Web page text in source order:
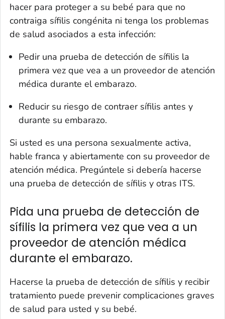
hacer para proteger a su bebé para que no
contraiga sífilis congénita ni tenga los problemas
de salud asociados a esta infección:
Pedir una prueba de detección de sífilis la
primera vez que vea a un proveedor de atención
médica durante el embarazo.
Reducir su riesgo de contraer sífilis antes y
durante su embarazo.
Si usted es una persona sexualmente activa,
hable franca y abiertamente con su proveedor de
atención médica. Pregúntele si debería hacerse
una prueba de detección de sífilis y otras ITS.
Pida una prueba de detección de
sífilis la primera vez que vea a un
proveedor de atención médica
durante el embarazo.
Hacerse la prueba de detección de sífilis y recibir
tratamiento puede prevenir complicaciones graves
de salud para usted y su bebé.